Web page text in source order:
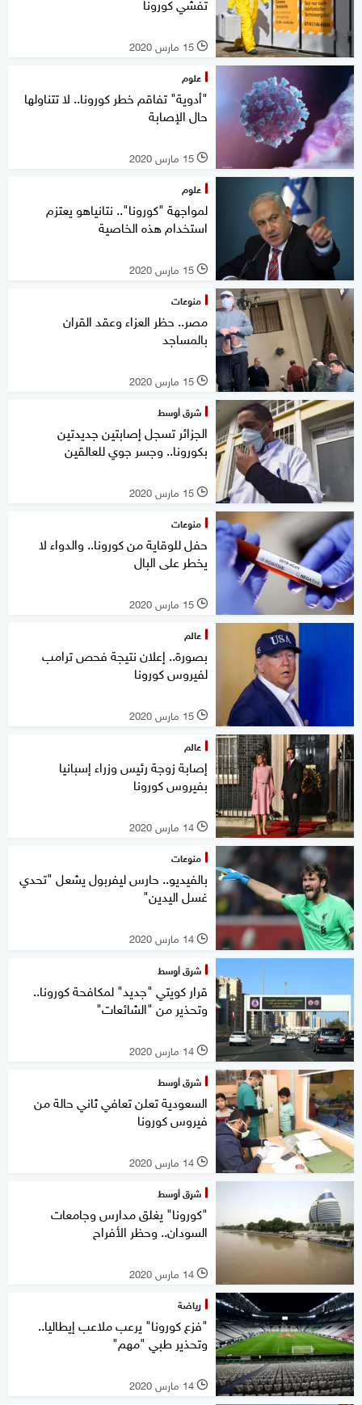
l 15 مارس 2020
علوم
"أدوية" تفاقم خطر كورونا.. لا تتناولها
حال الإصابة
l 15 مارس 2020
علوم
لمواجهة "كورونا".. نتانياهو يعتزم
استخدام هذه الخاصية
l 15 مارس 2020
منوعات
مصر.. حظر العزاء وعقد القران
بالمساجد
l 15 مارس 2020
شرق أوسط
الجزائر تسجل إصابتين جديدتين
بكورونا.. وجسر جوي للعالقين
l 15 مارس 2020
منوعات
حفل للوقاية من كورونا.. والدواء لا
يخطر على البال
l 15 مارس 2020
عالم
بصورة.. إعلان نتيجة فحص ترامب
لفيروس كورونا
l 15 مارس 2020
عالم
إصابة زوجة رئيس وزراء إسبانيا
بفيروس كورونا
l 14 مارس 2020
منوعات
بالفيديو.. حارس ليفربول يشعل "تحدي
غسل اليدين"
l 14 مارس 2020
شرق أوسط
قرار كويتي "جديد" لمكافحة كورونا..
وتحذير من "الشائعات"
l 14 مارس 2020
شرق أوسط
السعودية تعلن تعافي ثاني حالة من
فيروس كورونا
l 14 مارس 2020
شرق أوسط
"كورونا" يغلق مدارس وجامعات
السودان.. وحظر الأفراح
l 14 مارس 2020
رياضة
"فزع كورونا" يرعب ملاعب إيطاليا..
وتحذير طبي "مهم"
l 14 مارس 2020